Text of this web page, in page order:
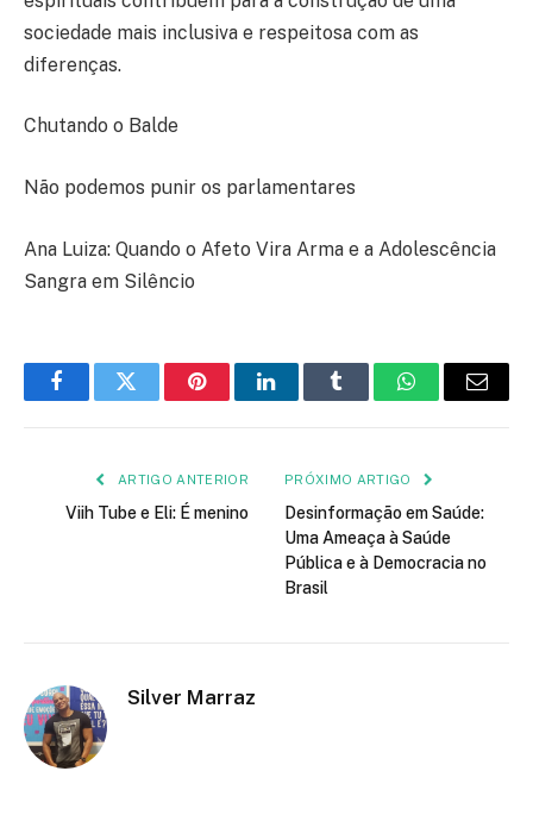
sociedade mais inclusiva e respeitosa com as
diferenças.
Chutando o Balde
Não podemos punir os parlamentares
Ana Luiza: Quando o Afeto Vira Arma e a Adolescência
Sangra em Silêncio
FacebookTwitter PinterestLinkedInTumblr WhatsApp
E-
ARTIGO ANTERIOR
Viih Tube e Eli: É menino
PRÓXIMO ARTIGO
Desinformação em Saúde:
Uma Ameaça à Saúde
Pública e à Democracia no
Brasil
Silver Marraz